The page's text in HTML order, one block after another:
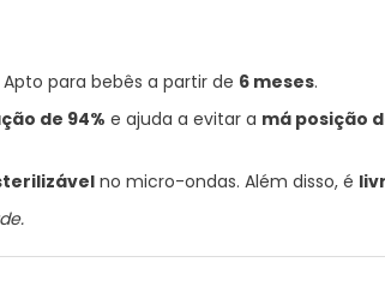
para bebês a partir de 6 meses.
de 94% e ajuda a evitar a má posição
no micro-ondas. Além disso, é